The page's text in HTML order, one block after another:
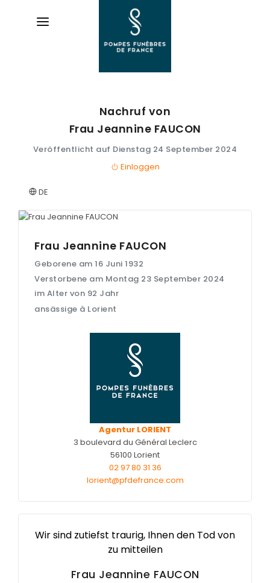
AVIS
DE DÉCÈS
ORGANISER
DES OBSÈQUES
& ARTICLES
Livraison de Fleurs Naturelles
Livraison de plaques
Nos fleurs naturelles
Nos urnes funéraires
Rapatriement
Services aux familles
NOTRE
AGENCE
NOTRE CHAMBRE
ESPACE FAMILLE
Nachruf von
Frau Jeannine FAUCON
Veröffentlicht auf Dienstag 24 September 2024
Einloggen
DE
Frau Jeannine FAUCON
Geborene am 16 Juni 1932
Verstorbene am Montag 23 September 2024
im Alter von 92 Jahr
ansässige à Lorient
Agentur LORIENT
3 boulevard du Général Leclerc
56100 Lorient
02 97 80 31 36
lorient@pfdefrance.com
Wir sind zutiefst traurig, Ihnen den Tod von
zu mitteilen
Frau Jeannine FAUCON